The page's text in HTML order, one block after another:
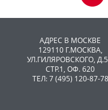
АДРЕС В МОСКВЕ
129110 Г.МОСКВА,
УЛ.ГИЛЯРОВСКОГО,
СТР.1, ОФ. 620
ТЕЛ: 7 (495) 120-87-78